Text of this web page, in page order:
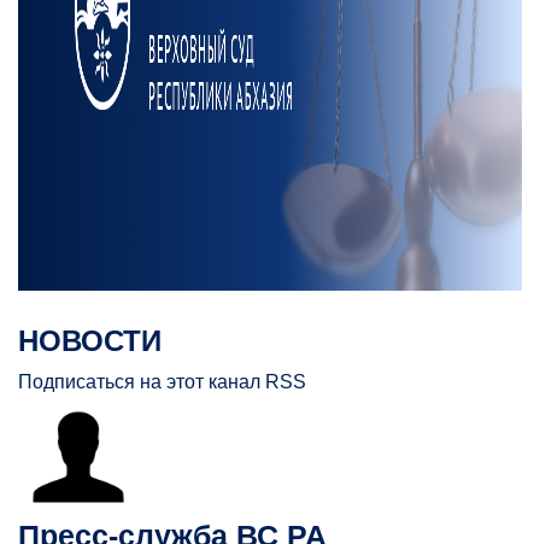
НОВОСТИ
Подписаться на этот канал RSS
Пресс-служба ВС РА